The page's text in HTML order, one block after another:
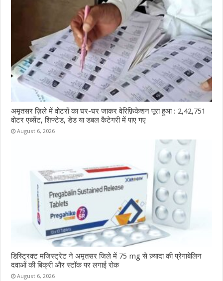
अमृतसर ज़िले में वोटरों का घर-घर जाकर वेरिफ़िकेशन पूरा हुआ : 2,42,751
वोटर एब्सेंट, शिफ्टेड, डेड या डबल कैटेगरी में पाए गए
August 6, 2026
डिस्ट्रिक्ट मजिस्ट्रेट ने अमृतसर जिले में 75 mg से ज़्यादा की प्रेगाबेलिन
दवाओं की बिक्री और स्टॉक पर लगाई रोक
August 6, 2026